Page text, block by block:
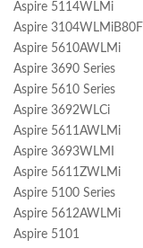
Aspire 5114WLMi
Aspire 3104WLMiB80F
Aspire 5610AWLMi
Aspire 3690 Series
Aspire 5610 Series
Aspire 3692WLCi
Aspire 5611AWLMi
Aspire 3693WLMI
Aspire 5611ZWLMi
Aspire 5100 Series
Aspire 5612AWLMi
Aspire 5101